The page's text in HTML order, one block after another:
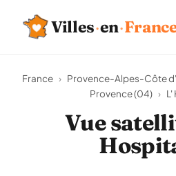
Villes·en·
France › Provence-Alpes-Côte
Provence (04) ›
Vue